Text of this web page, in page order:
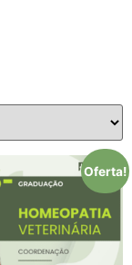
Oferta!